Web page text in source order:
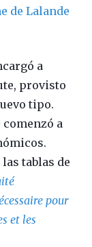
de Lalande
a
provisto
tipo.
a
tablas de
pour
et les